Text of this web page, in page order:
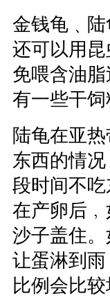
金钱龟﹑
还可以用
免喂含油
有一些干饲
陆龟在亚
东西的情
段时间不
在产卵后
沙子盖住
让蛋淋到
比例会比较